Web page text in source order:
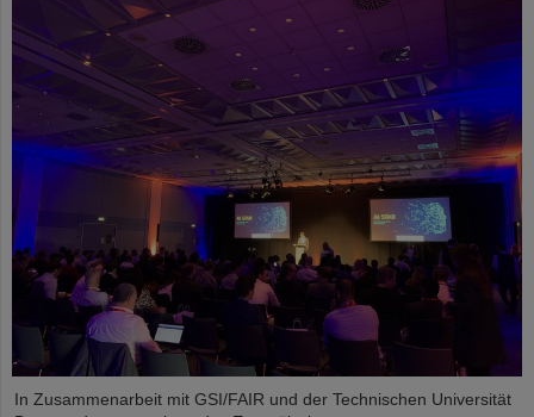
In Zusammenarbeit mit GSI/FAIR und der Technischen Universität